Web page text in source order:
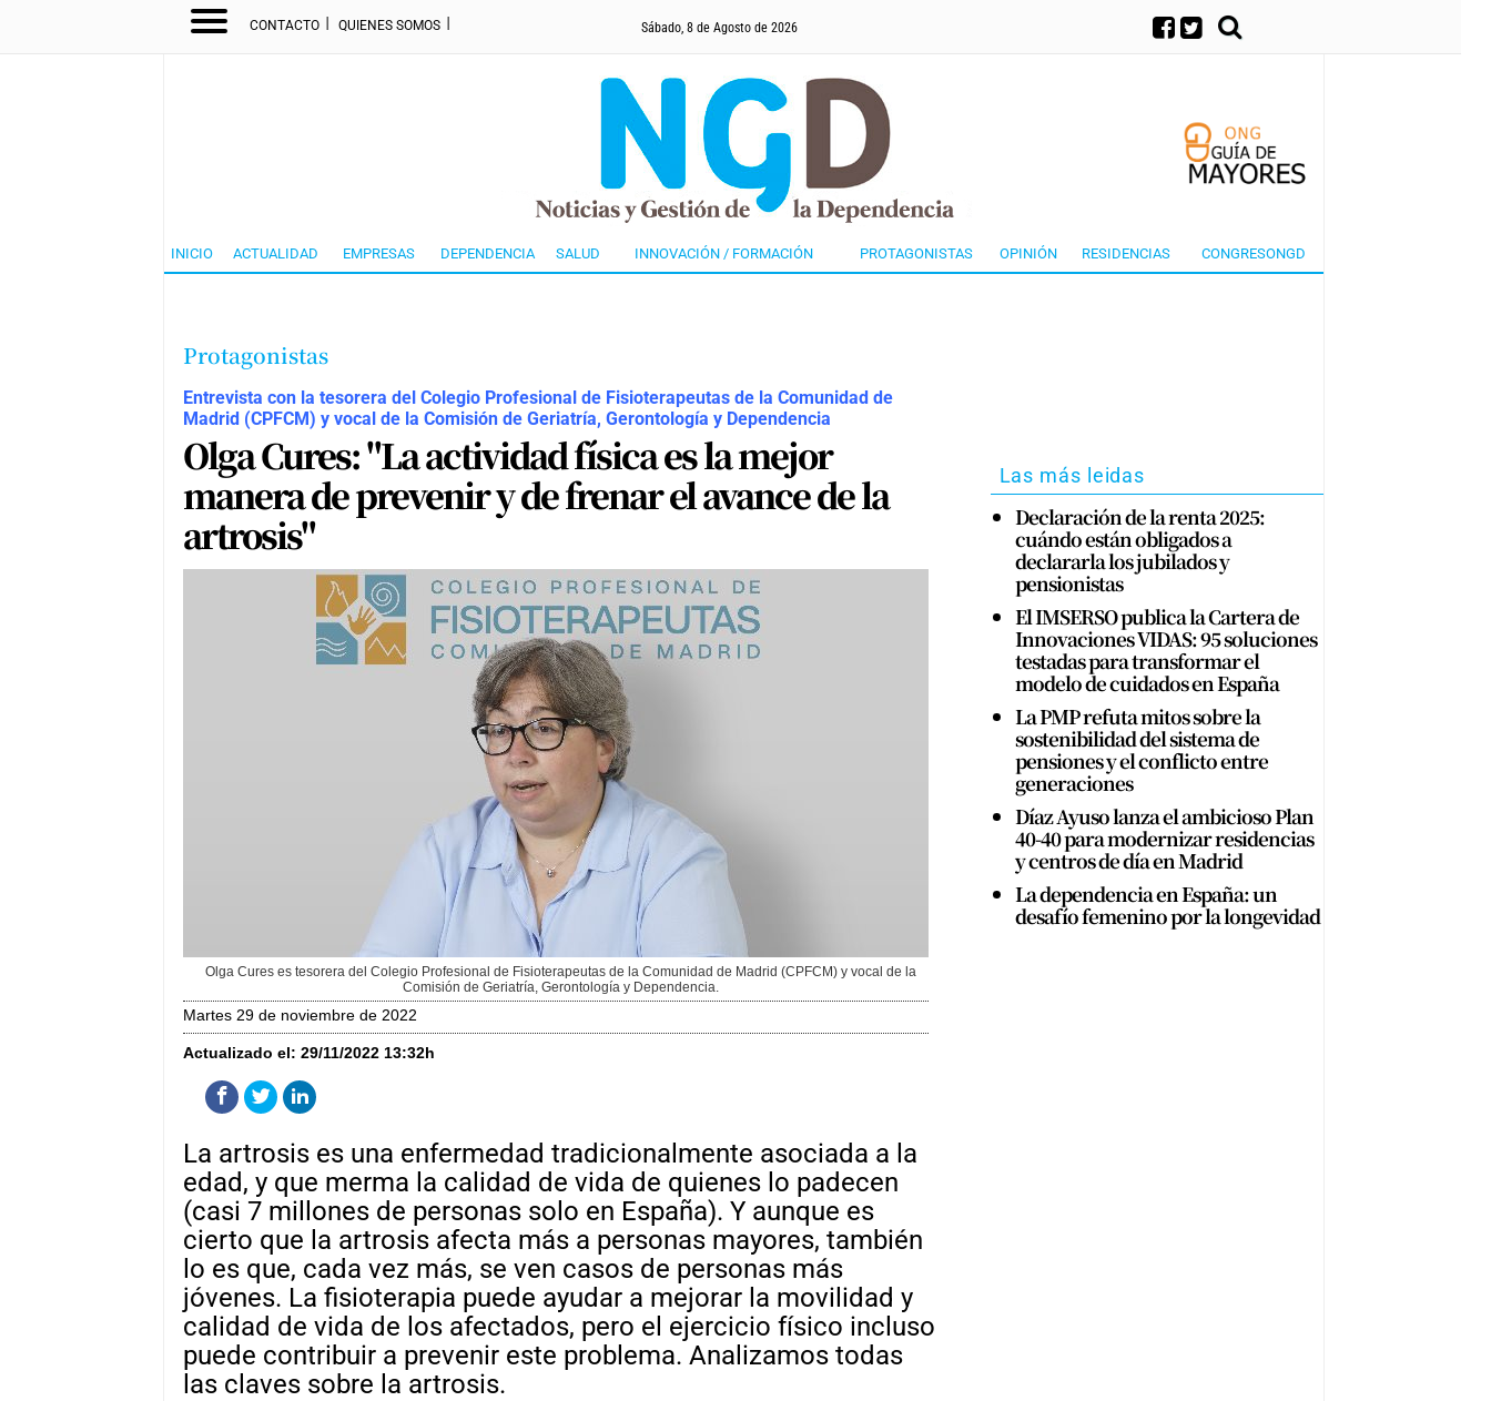
CONTACTO I QUIENES SOMOS I Sábado, 8 de Agosto de 2026
INICIO ACTUALIDAD EMPRESAS DEPENDENCIA SALUD INNOVACIÓN / FORMACIÓN PROTAGONISTAS OPINIÓN RESIDENCIAS CONGRESONGD
Protagonistas
Entrevista con la tesorera del Colegio Profesional de Fisioterapeutas de la Comunidad de
Madrid (CPFCM) y vocal de la Comisión de Geriatría, Gerontología y Dependencia
Olga Cures: "La actividad física es la mejor
manera de prevenir y de frenar el avance de la
artrosis"
Olga Cures es tesorera del Colegio Profesional de Fisioterapeutas de la Comunidad de Madrid (CPFCM) y vocal de la
Comisión de Geriatría, Gerontología y Dependencia.
martes 29 de noviembre de 2022
Actualizado el: 29/11/2022 13:32h
La artrosis es una enfermedad tradicionalmente asociada a la
edad, y que merma la calidad de vida de quienes lo padecen
(casi 7 millones de personas solo en España). Y aunque es
cierto que la artrosis afecta más a personas mayores, también
lo es que, cada vez más, se ven casos de personas más
jóvenes. La fisioterapia puede ayudar a mejorar la movilidad y
calidad de vida de los afectados, pero el ejercicio físico incluso
puede contribuir a prevenir este problema. Analizamos todas
las claves sobre la artrosis.
Las más leidas
Declaración de la renta 2025:
cuándo están obligados a
declararla los jubilados y
pensionistas
El IMSERSO publica la Cartera de
Innovaciones VIDAS: 95 soluciones
testadas para transformar el
modelo de cuidados en España
La PMP refuta mitos sobre la
sostenibilidad del sistema de
pensiones y el conflicto entre
generaciones
Díaz Ayuso lanza el ambicioso Plan
40-40 para modernizar residencias
y centros de día en Madrid
La dependencia en España: un
desafío femenino por la longevidad